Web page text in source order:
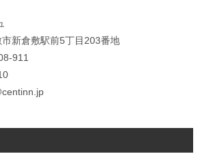
新倉敷駅前5丁目203番地
911